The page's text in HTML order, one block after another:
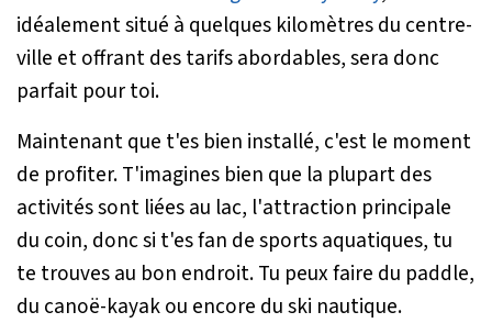
idéalement situé à quelques kilomètres du centre-
ville et offrant des tarifs abordables, sera donc
parfait pour toi.
Maintenant que t'es bien installé, c'est le moment
de profiter. T'imagines bien que la plupart des
activités sont liées au lac, l'attraction principale
du coin, donc si t'es fan de sports aquatiques, tu
te trouves au bon endroit. Tu peux faire du paddle,
du canoë-kayak ou encore du ski nautique.